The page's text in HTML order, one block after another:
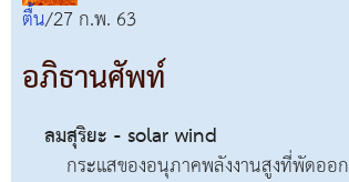
ตื้น/27 ก.พ. 63
อภิธานศัพท์
ลมสุริยะ - solar wind
กระแสของอนุภาคพลังงานสูงที่พัดออก